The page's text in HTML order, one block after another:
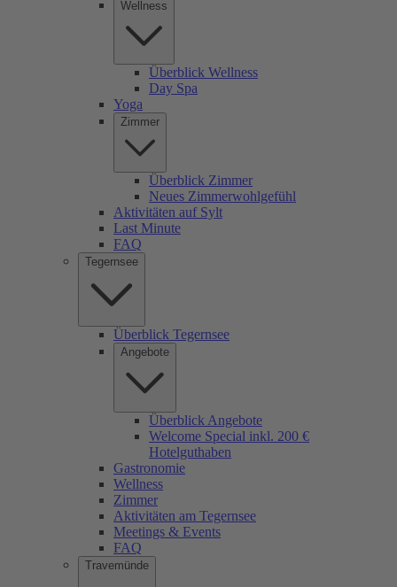
Wellness
Überblick Wellness
Day Spa
Yoga
Zimmer
Überblick Zimmer
Neues Zimmerwohlgefühl
Aktivitäten auf Sylt
Last Minute
FAQ
Tegernsee
Überblick Tegernsee
Angebote
Überblick Angebote
Welcome Special inkl. 200 €
Hotelguthaben
Gastronomie
Wellness
Zimmer
Aktivitäten am Tegernsee
Meetings & Events
FAQ
Travemünde